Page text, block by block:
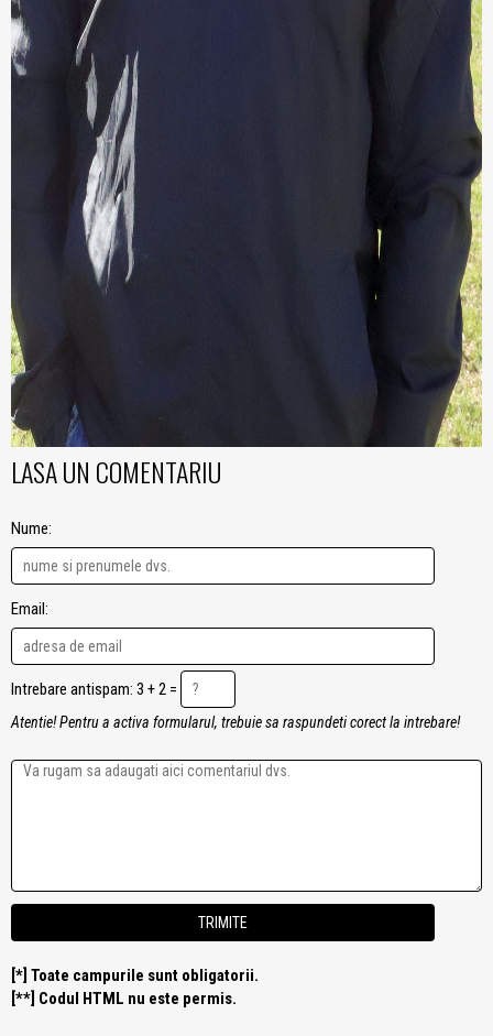
LASA UN COMENTARIU
Nume:
Email:
Intrebare antispam: 3 + 2 =
Atentie! Pentru a activa formularul, trebuie sa raspundeti corect la intrebare!
[*] Toate campurile sunt obligatorii.
[**] Codul HTML nu este permis.